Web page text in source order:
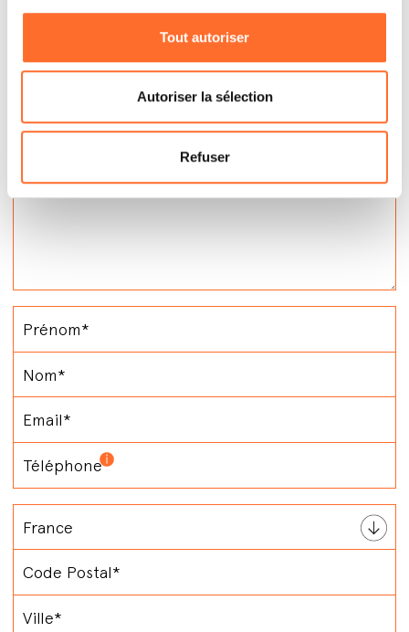
Tout autoriser
Autoriser la sélection
Refuser
Contactez